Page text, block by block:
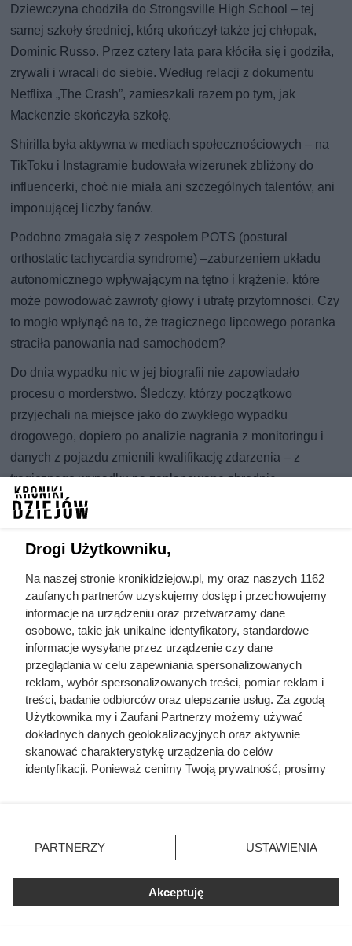
Dziewczyna chodziła do Strongsville High School – tej
samej szkoły średniej, którą ukończył także jej chłopak,
Dominic Russo. Przez cztery lata para kłóciła się i godziła,
zrywali i wracali do siebie. Według relacji z dokumentu
Netflixa „The Crash”, zamieszkali razem po tym, jak
Mackenzie skończyła szkołę.
Shirilla była aktywna w mediach społecznościowych – na
TikToku i Instagramie budowała wizerunek zbliżony do
influencerki, choć nie miała ani szczególnych talentów, ani
imponującej liczby fanów.
Podobno zmagała się z zespołem POTS (postural
orthostatic tachycardia syndrome) –zaburzeniem układu
autonomicznego wpływającym na tętno i krążenie, które
może powodować zawroty głowy i utratę przytomności. Czy
to mogło wpłynąć na to, że tragicznego lipcowego poranka
straciła panowania nad samochodem?
Do dnia wypadku nic w jej biografii nie zapowiadało
procesu o morderstwo. Śledczy, którzy początkowo
przyjechali na miejsce jako do zwykłego wypadku
drogowego, dopiero po analizie nagrania z monitoringu i
danych z pojazdu zmienili kwalifikację zdarzenia – z
tragicznego wypadku na zaplanowaną zbrodnię.
„Miała misję i wykonała ją z
Rankiem 31 lipca przypadkowy przechodzień usłyszał huk
i zadzwonił pod 911. Kiedy przyjechały służby, znalazły
troje młodych ludzi uwięzionych we wraku Toyoty –
Drogi Użytkowniku,
Na naszej stronie kronikidziejow.pl, my oraz naszych 1162
zaufanych partnerów uzyskujemy dostęp i przechowujemy
informacje na urządzeniu oraz przetwarzamy dane
osobowe, takie jak unikalne identyfikatory, standardowe
informacje wysyłane przez urządzenie czy dane
przeglądania w celu zapewniania spersonalizowanych
reklam, wybór spersonalizowanych treści, pomiar reklam i
treści, badanie odbiorców oraz ulepszanie usług. Za zgodą
Użytkownika my i Zaufani Partnerzy możemy używać
dokładnych danych geolokalizacyjnych oraz aktywnie
skanować charakterystykę urządzenia do celów
identyfikacji. Ponieważ cenimy Twoją prywatność, prosimy
prywatności znajdujący się w lewym dolnym rogu strony
. Niektóre rodzaje przetwarzania danych nie wymagają
zgody użytkownika, ale masz prawo sprzeciwić się
takiemu przetwarzaniu. Preferencje będą miały
zastosowania tylko na tej witrynie.
PARTNERZY USTAWIENIA
Akceptuję